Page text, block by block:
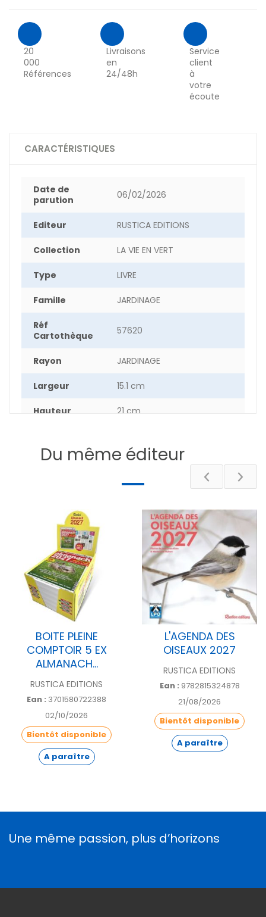
20
000
Références
Livraisons
en
24/48h
Service
client
à
votre
écoute
CARACTÉRISTIQUES
Date de
parution
06/02/2026
Editeur RUSTICA EDITIONS
Collection LA VIE EN VERT
Type LIVRE
Famille JARDINAGE
Réf
Cartothèque
57620
Rayon JARDINAGE
Largeur 15.1 cm
Hauteur 21 cm
Poids 19.5 g
DESCRIPTIF
Du même éditeur
BOITE PLEINE
COMPTOIR 5 EX
ALMANACH...
RUSTICA EDITIONS
Ean : 3701580722388
02/10/2026
Bientôt disponible
A paraître
L'AGENDA DES
OISEAUX 2027
RUSTICA EDITIONS
Ean : 9782815324878
21/08/2026
Bientôt disponible
A paraître
Une même passion, plus d’horizons